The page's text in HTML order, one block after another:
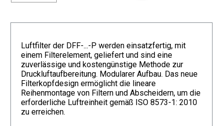
Luftfilter der DFF-...-P werden einsatzfertig, mit
einem Filterelement, geliefert und sind eine
zuverlässige und kostengünstige Methode zur
Druckluftaufbereitung. Modularer Aufbau. Das neue
Filterkopfdesign ermöglicht die lineare
Reihenmontage von Filtern und Abscheidern, um die
erforderliche Luftreinheit gemäß ISO 8573-1: 2010
zu erreichen.